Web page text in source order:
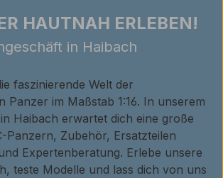
HAUTNAH ERLEBEN!
in Haibach
faszinierende Welt der
Panzer im Maßstab 1:16. In unserem
Haibach erwartet dich eine große
Panzern, Zubehör, Ersatzteilen
Expertenberatung. Erlebe unsere
teste Modelle und lass dich von uns